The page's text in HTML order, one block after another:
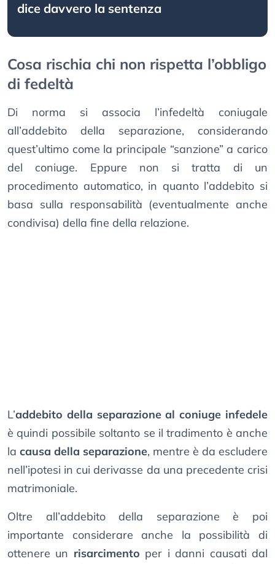
dice davvero la sentenza
Cosa rischia chi non rispetta l’obbligo
di fedeltà
Di norma si associa l’infedeltà coniugale
all’addebito della separazione, considerando
quest’ultimo come la principale “sanzione” a carico
del coniuge. Eppure non si tratta di un
procedimento automatico, in quanto l’addebito si
basa sulla responsabilità (eventualmente anche
condivisa) della fine della relazione.
L’addebito della separazione al coniuge infedele
è quindi possibile soltanto se il tradimento è anche
la causa della separazione, mentre è da escludere
nell’ipotesi in cui derivasse da una precedente crisi
matrimoniale.
Oltre all’addebito della separazione è poi
importante considerare anche la possibilità di
ottenere un risarcimento per i danni causati dal